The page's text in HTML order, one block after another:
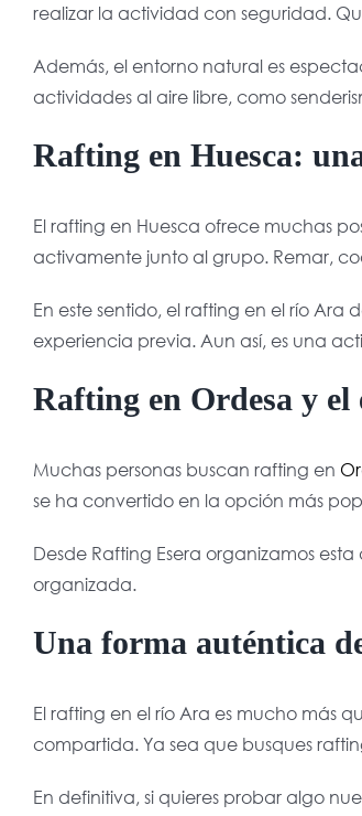
realizar la actividad con seguridad.
Además, el entorno natural es
actividades al aire libre, como
Rafting en Huesca:
El rafting en Huesca ofrece muchas
activamente junto al grupo. Remar,
En este sentido, el rafting en el río
experiencia previa. Aun así, es una
Rafting en Ordesa y
Muchas personas buscan rafting en
se ha convertido en la opción más
Desde Rafting Esera organizamos
organizada.
Una forma auténtica
El rafting en el río Ara es mucho más
compartida. Ya sea que busques
En definitiva, si quieres probar algo